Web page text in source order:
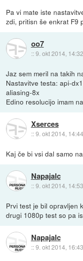
Pa vi mate iste
zdi, pritisn še enkrat F9
oo7
::9. okt 2014, 14:32
Jaz sem meril na takih
Nastavitve testa: api-
aliasing-8x
Edino resolucijo imam
Xserces
::9. okt 2014, 14:44
Kaj če bi vsi dal samo
Napajalc
::9. okt 2014, 14:53
Prvi test je bil opravljen
drugi 1080p test so pa
Napajalc
::9. okt 2014, 16:43